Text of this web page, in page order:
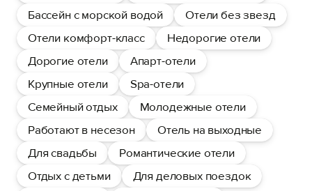
Бассейн с морской водой
Отели без звезд
Отели комфорт-класс
Недорогие отели
Дорогие отели
Апарт-отели
Крупные отели
Spa-отели
Семейный отдых
Молодежные отели
Работают в несезон
Отель на выходные
Для свадьбы
Романтические отели
Отдых с детьми
Для деловых поездок